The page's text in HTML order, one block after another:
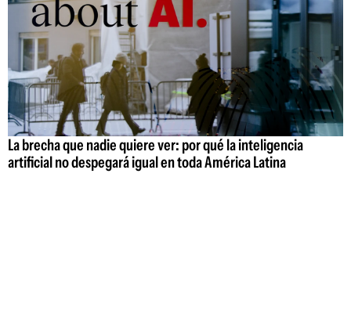
La brecha que nadie quiere ver: por qué la inteligencia
artificial no despegará igual en toda América Latina